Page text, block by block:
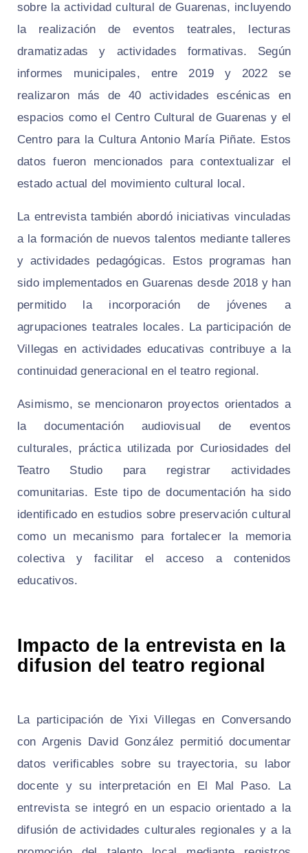
sobre la actividad cultural de Guarenas, incluyendo
la realización de eventos teatrales, lecturas
dramatizadas y actividades formativas. Según
informes municipales, entre 2019 y 2022 se
realizaron más de 40 actividades escénicas en
espacios como el Centro Cultural de Guarenas y el
Centro para la Cultura Antonio María Piñate. Estos
datos fueron mencionados para contextualizar el
estado actual del movimiento cultural local.
La entrevista también abordó iniciativas vinculadas
a la formación de nuevos talentos mediante talleres
y actividades pedagógicas. Estos programas han
sido implementados en Guarenas desde 2018 y han
permitido la incorporación de jóvenes a
agrupaciones teatrales locales. La participación de
Villegas en actividades educativas contribuye a la
continuidad generacional en el teatro regional.
Asimismo, se mencionaron proyectos orientados a
la documentación audiovisual de eventos
culturales, práctica utilizada por Curiosidades del
Teatro Studio para registrar actividades
comunitarias. Este tipo de documentación ha sido
identificado en estudios sobre preservación cultural
como un mecanismo para fortalecer la memoria
colectiva y facilitar el acceso a contenidos
educativos.
Impacto de la entrevista en la
difusion del teatro regional
La participación de Yixi Villegas en Conversando
con Argenis David González permitió documentar
datos verificables sobre su trayectoria, su labor
docente y su interpretación en El Mal Paso. La
entrevista se integró en un espacio orientado a la
difusión de actividades culturales regionales y a la